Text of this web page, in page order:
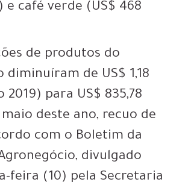
e café verde (US$ 468
de produtos do
diminuíram de US$ 1,18
para US$ 835,78
deste ano, recuo de
com o Boletim da
divulgado
feira (10) pela Secretaria